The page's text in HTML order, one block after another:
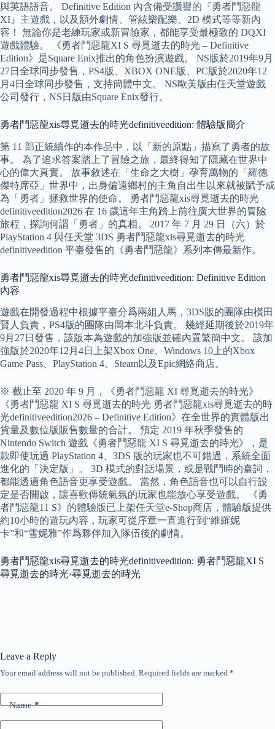
與英語語音。 Definitive Edition 內含備受讚譽的『勇者鬥惡龍
XI』主遊戲，以及額外劇情、管絃樂配樂、2D 模式等等新內
容！ 無論你是老練玩家或新冒險家，都能享受最極致的 DQXI
遊戲體驗。 《勇者鬥惡龍XI S 尋覓逝去的時光 – Definitive
Edition》是Square Enix推出的角色扮演遊戲。 NS版於2019年9月
27日全球同步發售，PS4版、XBOX ONE版、PC版於2020年12
月4日全球同步發售，支持簡體中文。 NS歐美版由任天堂遊戲
公司發行，NS日版由Square Enix發行。
勇者鬥惡龍xis尋覓逝去的時光definitiveedition: 體驗版簡介
第 11 部正統續作的本作品中，以「新的原點」描寫了勇者的故
事。 為了追求答案踏上了冒險之旅，最終得知了隱藏在世界中
心的偉大真實。 故事敘述在「生命之大樹」孕育萬物的「羅德
傑特席亞」世界中，出身偏遠鄉村的主角自出生以來就被賦予成
為「勇者」拯救世界的使命。 勇者鬥惡龍xis尋覓逝去的時光
definitiveedition2026 在 16 歲這年主角踏上前往廣大世界的冒險
旅程，探詢何謂「勇者」的真相。 2017 年 7 月 29 日（六）於
PlayStation 4 與任天堂 3DS 勇者鬥惡龍xis尋覓逝去的時光
definitiveedition 平臺發售的《勇者鬥惡龍》系列本傳最新作。
勇者鬥惡龍xis尋覓逝去的時光definitiveedition: Definitive Edition
內容
遊戲在開發過程中根據平臺分爲兩組人馬，3DS版的團隊由橫田
賢人負責，PS4版的團隊由岡本北斗負責。 幾經延期後於2019年
9月27日發售，該版本為遊戲的加強版並確內置繁簡中文。 該加
強版於2020年12月4日上架Xbox One、Windows 10上的Xbox
Game Pass、PlayStation 4、Steam以及Epic網絡商店。
※ 截止至 2020 年 9 月，《勇者鬥惡龍 XI 尋覓逝去的時光》
《勇者鬥惡龍 XI S 尋覓逝去的時光 勇者鬥惡龍xis尋覓逝去的時
光definitiveedition2026 – Definitive Edition》在全世界的實體版出
貨量及數位版販售數量的合計。 預定 2019 年秋季發售的
Nintendo Switch 遊戲《勇者鬥惡龍 XI S 尋覓逝去的時光》，是
款即使玩過 PlayStation 4、3DS 版的玩家也不可錯過，系統全面
進化的「決定版」。 3D 模式的對話場景，或是戰鬥時的臺詞，
都能透過角色語音更享受遊戲。 當然，角色語音也可以自行設
定是否開啟，讓喜歡傳統氣氛的玩家也能放心享受遊戲。 《勇
者鬥惡龍11 S》的體驗版已上架任天堂e-Shop商店，體驗版提供
約10小時的遊玩內容，玩家可從序章一直進行到“維羅妮
卡”和“雪妮雅”作爲夥伴加入隊伍後的劇情。
勇者鬥惡龍xis尋覓逝去的時光definitiveedition: 勇者鬥惡龍XI S
尋覓逝去的時光›尋覓逝去的時光
Leave a Reply
Your email address will not be published. Required fields are marked *
Name*